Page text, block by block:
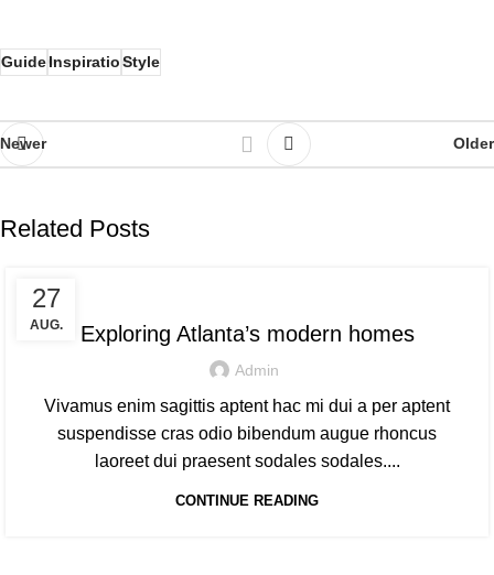
GuideInspiratioStyle
Newer Older
Related Posts
27
AUG.
DECORATION
Exploring Atlanta’s modern homes
Admin
Vivamus enim sagittis aptent hac mi dui a per aptent
suspendisse cras odio bibendum augue rhoncus
laoreet dui praesent sodales sodales....
CONTINUE READING